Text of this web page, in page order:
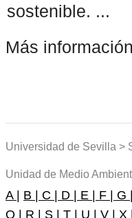
sostenible. ...
Más
Universidad de Sevilla >
Unidad de Medio
A | B | C | D | E | F | G |
Q | R | S | T | U | V | X |